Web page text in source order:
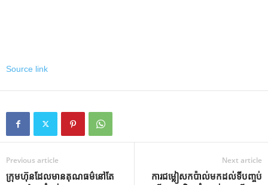
Source link
Previous article
ក្រុមហ៊ុនដែលមានគុណធម៌នៅតែ
Next article
ការជម្លៀសកប៉ាល់មកដល់ទីបញ្ចប់